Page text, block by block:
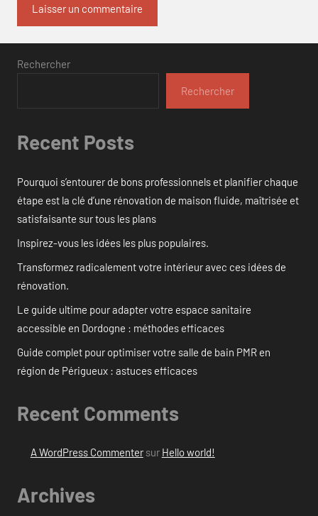
Rechercher
Rechercher
Recent Posts
Pourquoi s’entourer de bons professionnels et planifier chaque
étape est la clé d’une rénovation de maison fluide, maîtrisée et
satisfaisante sur tous les plans
Inspirez-vous les idées les plus populaires.
Transformez radicalement votre intérieur avec ces idées de
rénovation.
Le guide ultime pour adapter votre espace sanitaire
accessible en Dordogne : méthodes efficaces
Guide complet pour optimiser votre salle de bain PMR en
région de Périgueux : astuces efficaces
Recent Comments
A WordPress Commentersur Hello world!
Archives